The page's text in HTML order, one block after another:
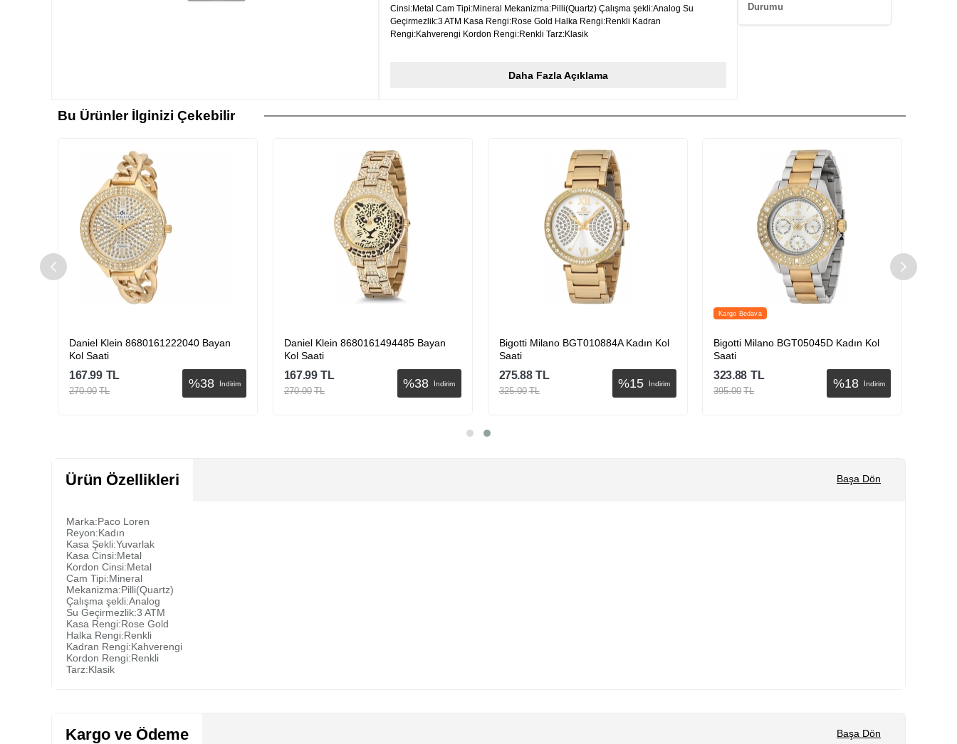
Cinsi:Metal Cam Tipi:Mineral Mekanizma:Pilli(Quartz) Çalışma şekli:Analog Su
Geçirmezlik:3 ATM Kasa Rengi:Rose Gold Halka Rengi:Renkli Kadran
Rengi:Kahverengi Kordon Rengi:Renkli Tarz:Klasik
Daha Fazla Açıklama
Durumu
Bu Ürünler İlginizi Çekebilir
Daniel Klein 8680161222040 Bayan
Kol Saati
%38 İndirim
167.99 TL
270.00 TL
Daniel Klein 8680161494485 Bayan
Kol Saati
%38 İndirim
167.99 TL
270.00 TL
Bigotti Milano BGT010884A Kadın Kol
Saati
%15 İndirim
275.88 TL
325.00 TL
Kargo Bedava
Bigotti Milano BGT05045D Kadın Kol
Saati
%18 İndirim
323.88 TL
395.00 TL
Ürün Özellikleri Başa Dön
Marka:Paco Loren
Reyon:Kadın
Kasa Şekli:Yuvarlak
Kasa Cinsi:Metal
Kordon Cinsi:Metal
Cam Tipi:Mineral
Mekanizma:Pilli(Quartz)
Çalışma şekli:Analog
Su Geçirmezlik:3 ATM
Kasa Rengi:Rose Gold
Halka Rengi:Renkli
Kadran Rengi:Kahverengi
Kordon Rengi:Renkli
Tarz:Klasik
Kargo ve Ödeme Başa Dön